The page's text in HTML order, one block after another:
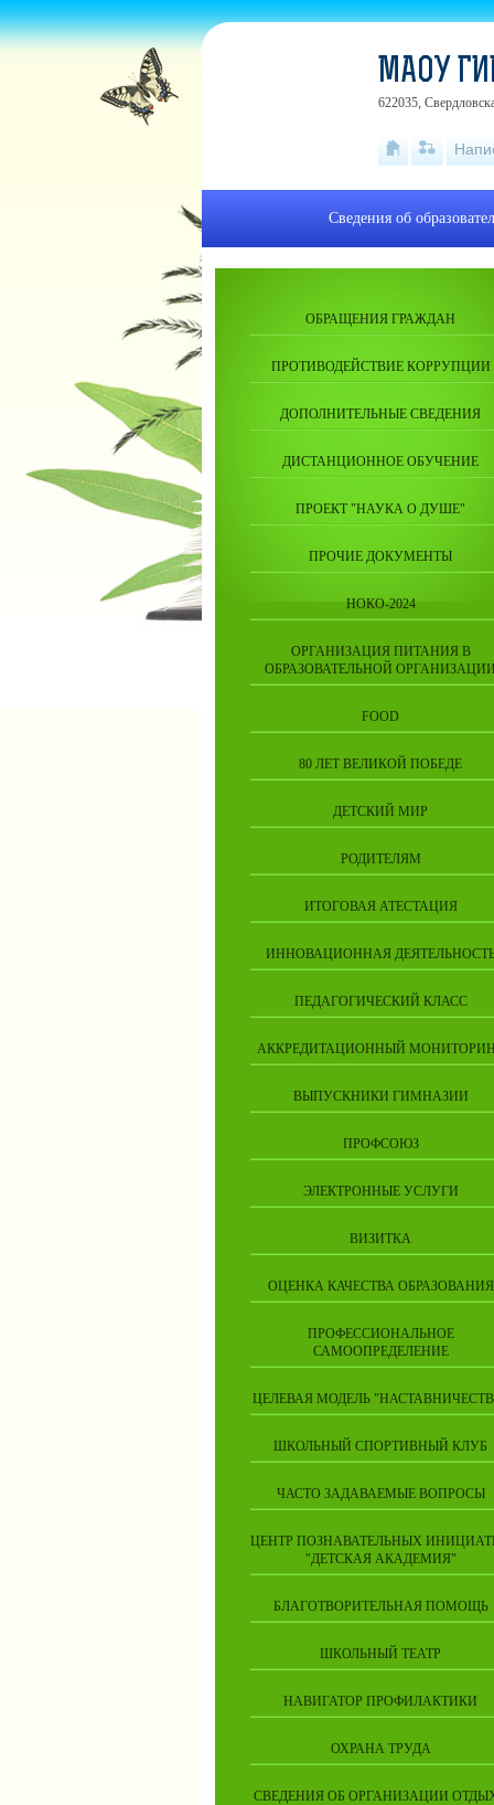
ОБРАЩЕНИЯ ГРАЖДАН
ПРОТИВОДЕЙСТВИЕ КОРРУПЦИИ
ДОПОЛНИТЕЛЬНЫЕ СВЕДЕНИЯ
ДИСТАНЦИОННОЕ ОБУЧЕНИЕ
ПРОЕКТ "НАУКА О ДУШЕ"
ПРОЧИЕ ДОКУМЕНТЫ
НОКО-2024
ОРГАНИЗАЦИЯ ПИТАНИЯ В
ОБРАЗОВАТЕЛЬНОЙ ОРГАНИЗАЦИИ
FOOD
80 ЛЕТ ВЕЛИКОЙ ПОБЕДЕ
ДЕТСКИЙ МИР
РОДИТЕЛЯМ
ИТОГОВАЯ АТЕСТАЦИЯ
ИННОВАЦИОННАЯ
ПЕДАГОГИЧЕСКИЙ КЛАСС
АККРЕДИТАЦИОННЫЙ
ВЫПУСКНИКИ ГИМНАЗИИ
ПРОФСОЮЗ
ЭЛЕКТРОННЫЕ УСЛУГИ
ВИЗИТКА
ОЦЕНКА КАЧЕСТВА ОБРАЗОВАНИЯ
ПРОФЕССИОНАЛЬНОЕ
САМООПРЕДЕЛЕНИЕ
ЦЕЛЕВАЯ МОДЕЛЬ
ШКОЛЬНЫЙ СПОРТИВНЫЙ КЛУБ
ЧАСТО ЗАДАВАЕМЫЕ ВОПРОСЫ
ЦЕНТР ПОЗНАВАТЕЛЬНЫХ
"ДЕТСКАЯ АКАДЕМИЯ"
БЛАГОТВОРИТЕЛЬНАЯ ПОМОЩЬ
ШКОЛЬНЫЙ ТЕАТР
НАВИГАТОР ПРОФИЛАКТИКИ
ОХРАНА ТРУДА
СВЕДЕНИЯ ОБ ОРГАНИЗАЦИИ
МАОУ
622035,
Сведения об